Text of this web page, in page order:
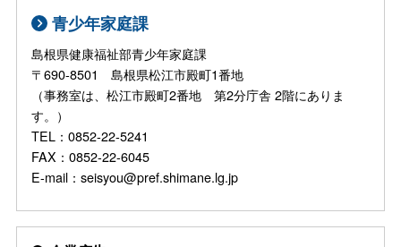
青少年家庭課
島根県健康福祉部青少年家庭課
〒690-8501 島根県松江市殿町1番地
（事務室は、松江市殿町2番地 第2分庁舎 2階にありま
す。）
TEL：0852-22-5241
FAX：0852-22-6045
E-mail：seisyou@pref.shimane.lg.jp